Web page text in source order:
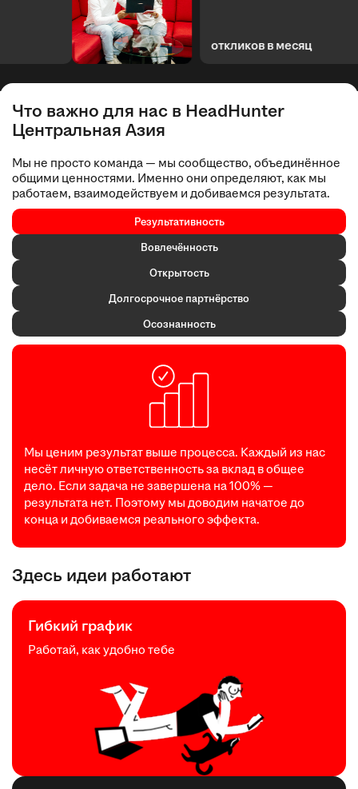
откликов в месяц
Что важно для нас в HeadHunter
Центральная Азия
Мы не просто команда — мы сообщество, объединённое
общими ценностями. Именно они определяют, как мы
работаем, взаимодействуем и добиваемся результата.
Результативность
Вовлечённость
Открытость
Долгосрочное партнёрство
Осознанность
Мы ценим результат выше процесса. Каждый из нас
несёт личную ответственность за вклад в общее
дело. Если задача не завершена на 100% —
результата нет. Поэтому мы доводим начатое до
конца и добиваемся реального эффекта.
Здесь идеи работают
Гибкий график
Работай, как удобно тебе